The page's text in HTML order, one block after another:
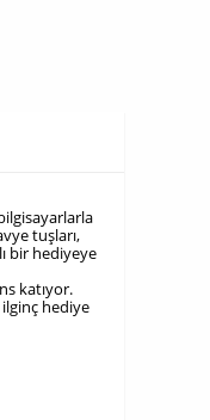
tuşları,
bir hediyeye
katıyor.
hediye